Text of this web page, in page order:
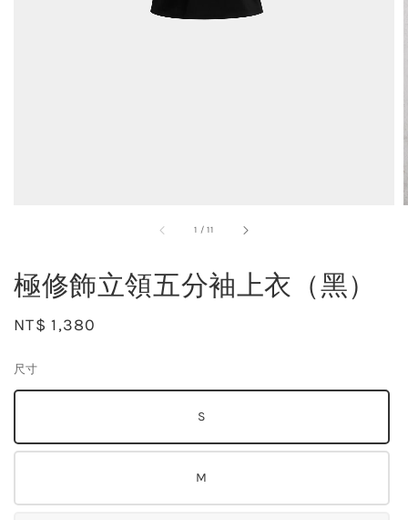
1 /11
極修飾立領五分袖上衣（黑）
Regular
NT$ 1,380
尺寸
S
M